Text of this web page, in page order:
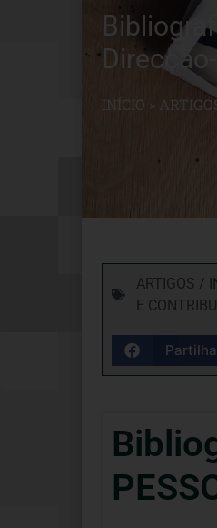
INÍCIO »
ARTIGOS /
E